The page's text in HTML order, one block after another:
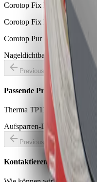
Corotop Fix Pro
Corotop Fix PRO ist ein
Corotop Pur
Nageldichtband
Previous slide Next
Passende Produkte
Therma TP11 Steildachplatte
Aufsparren-Dämmelement
Previous slide Next
Kontaktieren Sie uns